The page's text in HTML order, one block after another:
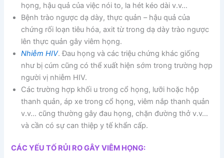
họng, hậu quả của việc nói to, la hét kéo dài v.v…
Bệnh trào ngược dạ dày, thực quản – hậu quả của
chứng rối loạn tiêu hóa, axit từ trong dạ dày trào ngược
lên thực quản gây viêm họng.
Nhiễm HIV. Đau họng và các triệu chứng khác giống
như bị cúm cũng có thể xuất hiện sớm trong trường hợp
người vị nhiễm HIV.
Các trường hợp khối u trong cổ họng, lưỡi hoặc hộp
thanh quản, áp xe trong cổ họng, viêm nắp thanh quản
v.v… cũng thường gây đau họng, chặn đường thở v.v…
và cần có sự can thiệp y tế khẩn cấp.
CÁC YẾU TỐ RỦI RO GÂY VIÊM HỌNG: